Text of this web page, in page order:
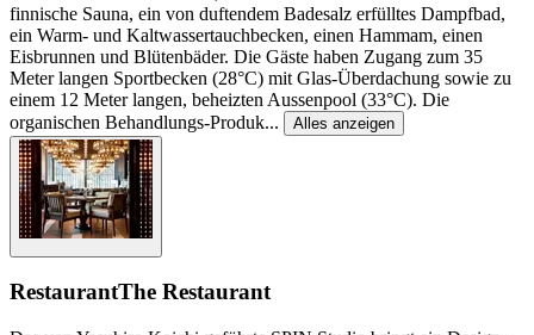
finnische Sauna, ein von duftendem Badesalz erfülltes Dampfbad,
ein Warm- und Kaltwassertauchbecken, einen Hammam, einen
Eisbrunnen und Blütenbäder. Die Gäste haben Zugang zum 35
Meter langen Sportbecken (28°C) mit Glas-Überdachung sowie zu
einem 12 Meter langen, beheizten Aussenpool (33°C). Die
organischen Behandlungs-Produk... Alles anzeigen
RestaurantThe Restaurant